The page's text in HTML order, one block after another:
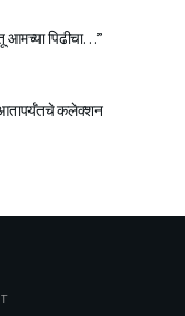
आमच्या पिढीचा…”
कलेक्शन